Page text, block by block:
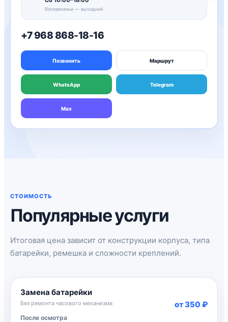
Воскресенье — выходной
+7 968 868-18-16
Позвонить Маршрут
WhatsApp Telegram
Max
СТОИМОСТЬ
Популярные услуги
Итоговая цена зависит от конструкции корпуса, типа
батарейки, ремешка и сложности креплений.
Замена батарейки
Без ремонта часового механизма
После осмотра
от 350 ₽